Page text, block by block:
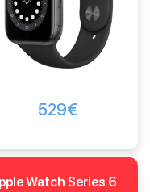
529€
Watch Series 6